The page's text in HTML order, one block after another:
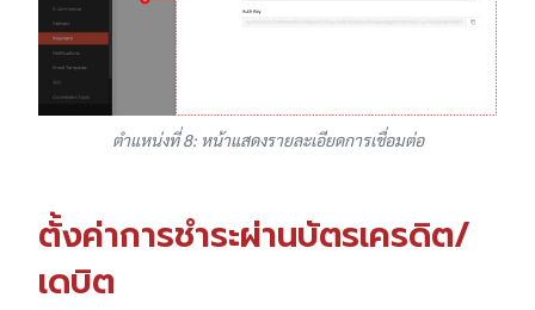
ตำแหน่งที่ 8: หน้าแสดงรายละเอียดการเชื่อมต่อ
ตั้งค่าการชำระผ่านบัตรเครดิต/
เดบิต